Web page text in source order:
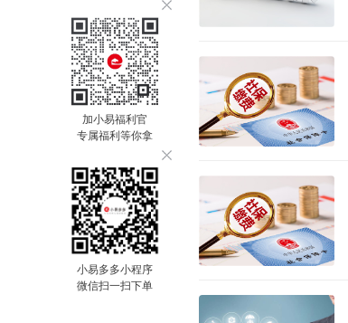
加小易福利官
专属福利等你拿
小易多多小程序
微信扫一扫下单